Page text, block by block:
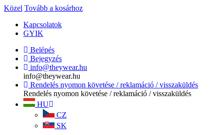
Közel Tovább a kosárhoz
Kapcsolatok
GYIK
Belépés
Bejegyzés
info@theywear.hu
info@theywear.hu
Rendelés nyomon követése / reklamáció / visszaküldés
Rendelés nyomon követése / reklamáció / visszaküldés
HU
CZ
SK